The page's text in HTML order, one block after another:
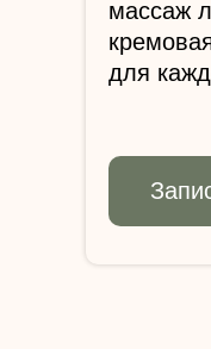
массаж
для